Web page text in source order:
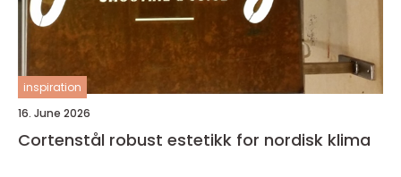
inspiration
16. June 2026
Cortenstål robust estetikk for nordisk klima